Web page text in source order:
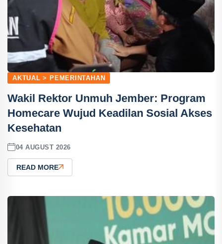
AKTUAL > PEMERINTAHAN
Wakil Rektor Unmuh Jember: Program
Homecare Wujud Keadilan Sosial Akses
Kesehatan
04 AUGUST 2026
READ MORE